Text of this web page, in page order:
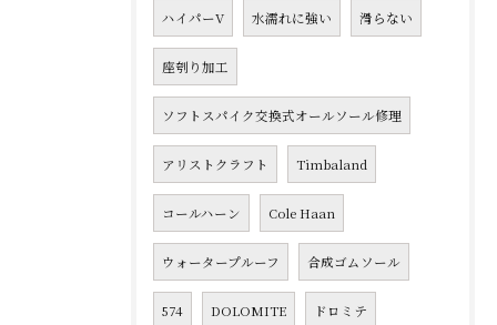
ハイパーV 水濡れに強い 滑らない
座刳り加工
ソフトスパイク交換式オールソール修理
アリストクラフト Timbaland
コールハーン Cole Haan
ウォータープルーフ 合成ゴムソール
574 DOLOMITE ドロミテ